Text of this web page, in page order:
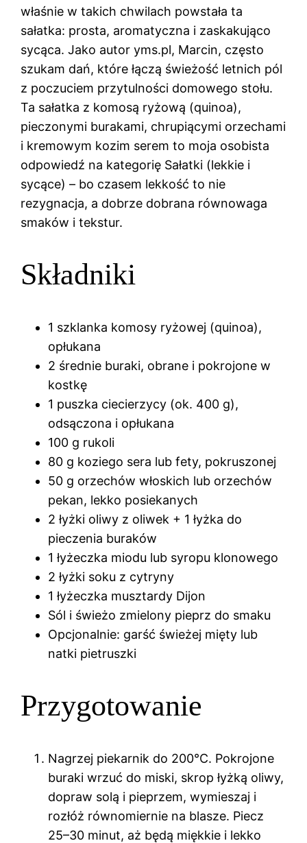
właśnie w takich chwilach powstała ta
sałatka: prosta, aromatyczna i zaskakująco
sycąca. Jako autor yms.pl, Marcin, często
szukam dań, które łączą świeżość letnich pól
z poczuciem przytulności domowego stołu.
Ta sałatka z komosą ryżową (quinoa),
pieczonymi burakami, chrupiącymi orzechami
i kremowym kozim serem to moja osobista
odpowiedź na kategorię Sałatki (lekkie i
sycące) – bo czasem lekkość to nie
rezygnacja, a dobrze dobrana równowaga
smaków i tekstur.
Składniki
1 szklanka komosy ryżowej (quinoa),
opłukana
2 średnie buraki, obrane i pokrojone w
kostkę
1 puszka ciecierzycy (ok. 400 g),
odsączona i opłukana
100 g rukoli
80 g koziego sera lub fety, pokruszonej
50 g orzechów włoskich lub orzechów
pekan, lekko posiekanych
2 łyżki oliwy z oliwek + 1 łyżka do
pieczenia buraków
1 łyżeczka miodu lub syropu klonowego
2 łyżki soku z cytryny
1 łyżeczka musztardy Dijon
Sól i świeżo zmielony pieprz do smaku
Opcjonalnie: garść świeżej mięty lub
natki pietruszki
Przygotowanie
Nagrzej piekarnik do 200°C. Pokrojone
buraki wrzuć do miski, skrop łyżką oliwy,
dopraw solą i pieprzem, wymieszaj i
rozłóż równomiernie na blasze. Piecz
25–30 minut, aż będą miękkie i lekko